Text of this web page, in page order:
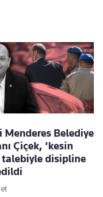
Menderes Belediye
Çiçek, 'kesin
disipline